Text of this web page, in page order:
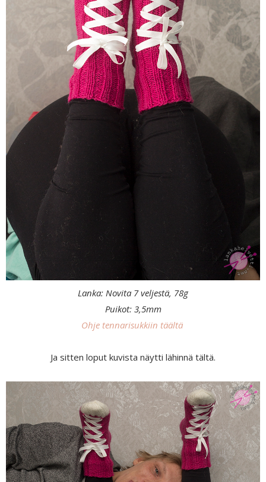
Lanka: Novita 7 veljestä, 78g
Puikot: 3,5mm
Ohje tennarisukkiin täältä
Ja sitten loput kuvista näytti lähinnä tältä.